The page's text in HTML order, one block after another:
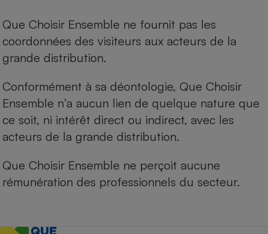
Que Choisir Ensemble ne fournit pas les
coordonnées des visiteurs aux acteurs de la
grande distribution.
Conformément à sa déontologie, Que Choisir
Ensemble n’a aucun lien de quelque nature que
ce soit, ni intérêt direct ou indirect, avec les
acteurs de la grande distribution.
Que Choisir Ensemble ne perçoit aucune
rémunération des professionnels du secteur.